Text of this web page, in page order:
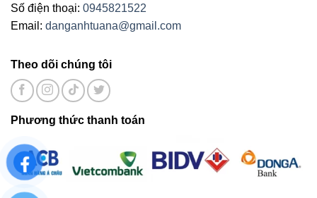
Số điện thoại: 0945821522
Email: danganhtuana@gmail.com
Theo dõi chúng tôi
Phương thức thanh toán